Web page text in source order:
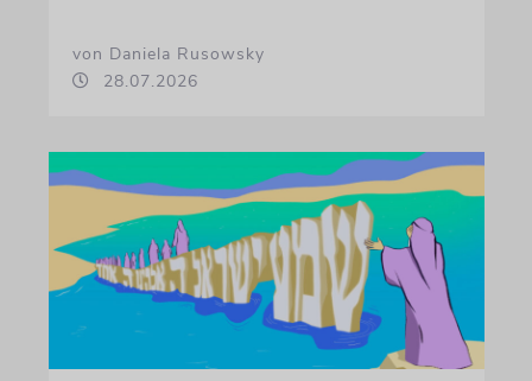
von Daniela Rusowsky
28.07.2026